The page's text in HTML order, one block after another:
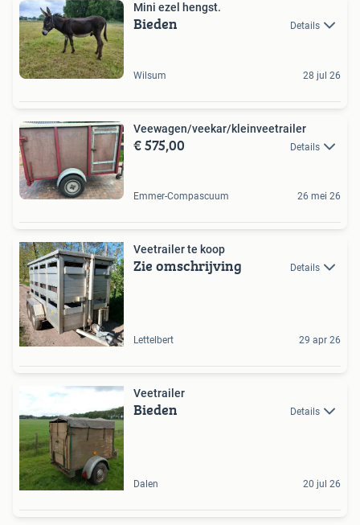
Mini ezel hengst.
Bieden Details
Wilsum 28 jul 26
Veewagen/veekar/kleinveetrailer
€ 575,00 Details
Emmer-Compascuum 26 mei 26
Veetrailer te koop
Zie omschrijving Details
Lettelbert 29 apr 26
Veetrailer
Bieden Details
Dalen 20 jul 26